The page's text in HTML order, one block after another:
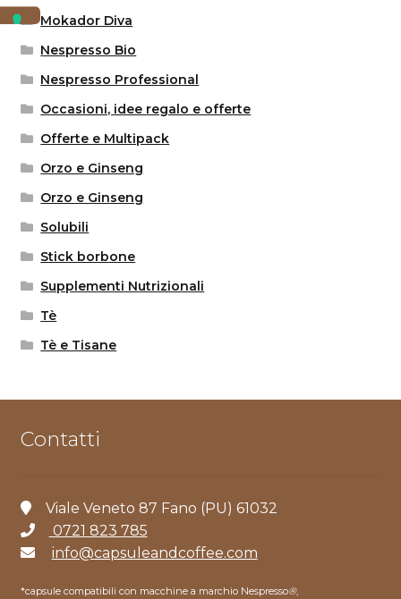
Mokador Diva
Nespresso Bio
Nespresso Professional
Occasioni, idee regalo e offerte
Offerte e Multipack
Orzo e Ginseng
Orzo e Ginseng
Solubili
Stick borbone
Supplementi Nutrizionali
Tè
Tè e Tisane
Contatti
Viale Veneto 87 Fano (PU) 61032
0721 823 785
info@capsuleandcoffee.com
*capsule compatibili con macchine a marchio Nespresso®,